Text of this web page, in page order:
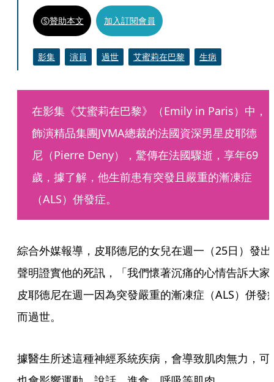
贊助本文 加入訂閱會員
影集 演員 過世 艾蜜莉在巴黎 生病
在影集《艾蜜莉在巴黎》（Emily in Paris）中，
飾演精品集團JVMA總裁的法國資深男星皮耶德
尼（Pierre Deny），驚傳在法國驟逝，享年69
歲，據了解，他生前患有突發且嚴重的漸凍症
（ALS）併發症。
綜合外媒報導，皮耶德尼的女兒在週一（25日）發出
聲明證實他的死訊，「我們懷著沉痛的心情告訴大家
皮耶德尼在週一因為突發嚴重的漸凍症（ALS）併發
而過世。
據醫生所述這種神經系統疾病，會導致肌肉無力，可